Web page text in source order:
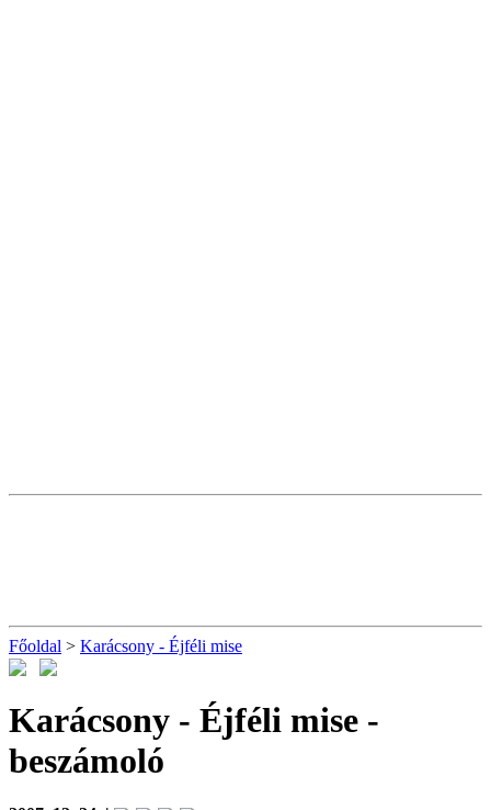
Főoldal > Karácsony - Éjféli mise
Karácsony - Éjféli mise -
beszámoló